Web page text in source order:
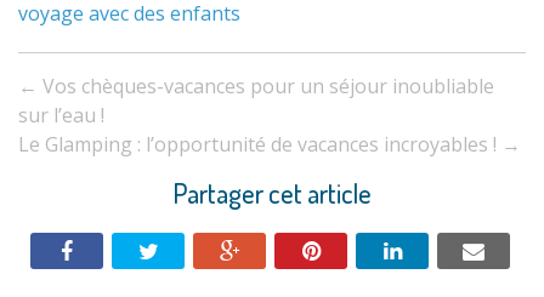
voyage avec des enfants
Navigation
entre
les
← Vos chèques-vacances pour un séjour inoubliable
sur l’eau !
Le Glamping : l’opportunité de vacances incroyables ! →
Partager cet article